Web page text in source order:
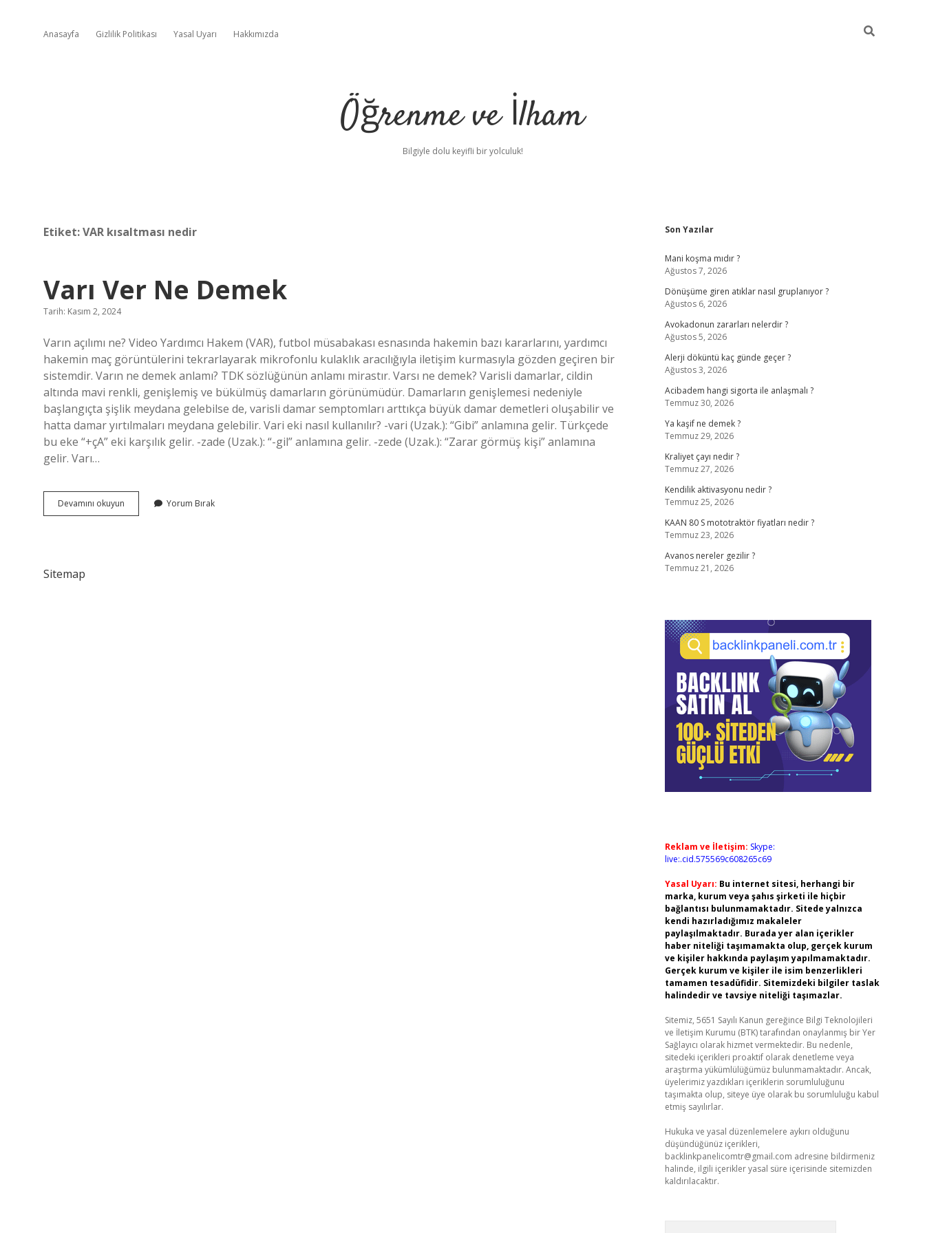
Anasayfa Gizlilik Politikası Yasal Uyarı Hakkımızda
Öğrenme ve İlham
Bilgiyle dolu keyifli bir yolculuk!
Etiket:VAR kısaltması nedir
Varı Ver Ne Demek
Tarih: Kasım 2, 2024
Varın açılımı ne? Video Yardımcı Hakem (VAR), futbol müsabakası esnasında hakemin bazı kararlarını, yardımcı
hakemin maç görüntülerini tekrarlayarak mikrofonlu kulaklık aracılığıyla iletişim kurmasıyla gözden geçiren bir
sistemdir. Varın ne demek anlamı? TDK sözlüğünün anlamı mirastır. Varsı ne demek? Varisli damarlar, cildin
altında mavi renkli, genişlemiş ve bükülmüş damarların görünümüdür. Damarların genişlemesi nedeniyle
başlangıçta şişlik meydana gelebilse de, varisli damar semptomları arttıkça büyük damar demetleri oluşabilir ve
hatta damar yırtılmaları meydana gelebilir. Vari eki nasıl kullanılır? -vari (Uzak.): “Gibi” anlamına gelir. Türkçede
bu eke “+çA” eki karşılık gelir. -zade (Uzak.): “-gil” anlamına gelir. -zede (Uzak.): “Zarar görmüş kişi” anlamına
gelir. Varı…
Devamını okuyun
Ver
Yorum Bırak
Sitemap
Sidebar
Son Yazılar
Mani koşma mıdır ?
Ağustos 7, 2026
Dönüşüme giren atıklar nasıl gruplanıyor ?
Ağustos 6, 2026
Avokadonun zararları nelerdir ?
Ağustos 5, 2026
Alerji döküntü kaç günde geçer ?
Ağustos 3, 2026
Acibadem hangi sigorta ile anlaşmalı ?
Temmuz 30, 2026
Ya kaşif ne demek ?
Temmuz 29, 2026
Kraliyet çayı nedir ?
Temmuz 27, 2026
Kendilik aktivasyonu nedir ?
Temmuz 25, 2026
KAAN 80 S mototraktör fiyatları nedir ?
Temmuz 23, 2026
Avanos nereler gezilir ?
Temmuz 21, 2026
Reklam ve İletişim: Skype:
live:.cid.575569c608265c69
Yasal Uyarı: Bu internet sitesi, herhangi bir
marka, kurum veya şahıs şirketi ile hiçbir
bağlantısı bulunmamaktadır. Sitede yalnızca
kendi hazırladığımız makaleler
paylaşılmaktadır. Burada yer alan içerikler
haber niteliği taşımamakta olup, gerçek kurum
ve kişiler hakkında paylaşım yapılmamaktadır.
Gerçek kurum ve kişiler ile isim benzerlikleri
tamamen tesadüfidir. Sitemizdeki bilgiler taslak
halindedir ve tavsiye niteliği taşımazlar.
Sitemiz, 5651 Sayılı Kanun gereğince Bilgi Teknolojileri
ve İletişim Kurumu (BTK) tarafından onaylanmış bir Yer
Sağlayıcı olarak hizmet vermektedir. Bu nedenle,
sitedeki içerikleri proaktif olarak denetleme veya
araştırma yükümlülüğümüz bulunmamaktadır. Ancak,
üyelerimiz yazdıkları içeriklerin sorumluluğunu
taşımakta olup, siteye üye olarak bu sorumluluğu kabul
etmiş sayılırlar.
Hukuka ve yasal düzenlemelere aykırı olduğunu
düşündüğünüz içerikleri,
backlinkpanelicomtr@gmail.com adresine bildirmeniz
halinde, ilgili içerikler yasal süre içerisinde sitemizden
kaldırılacaktır.